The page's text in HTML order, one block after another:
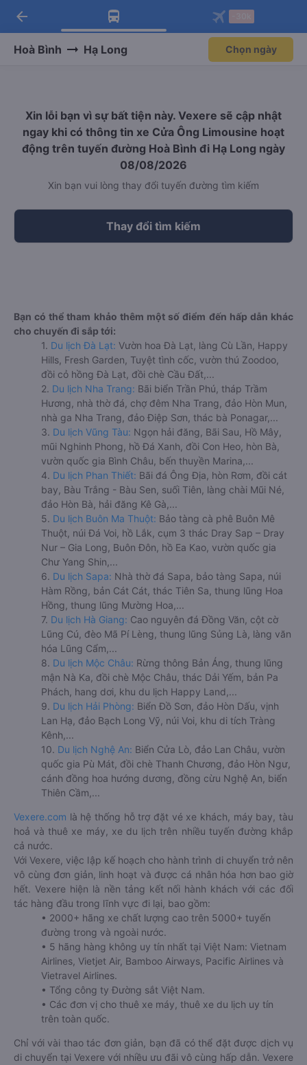
Tải app Vexere ngay!
Nhận ưu đãi thành viên độc
Mở app
Tải app Vexere
-30k/ghế khi đặt vé máy bay qua
Mở app
arrow_back
Hoà Bình Hạ Long Chọn ngày
Xin lỗi bạn vì sự bất tiện này. Vexere sẽ cập nhật
ngay khi có thông tin xe Cửa Ông Limousine hoạt
động trên tuyến đường Hoà Bình đi Hạ Long ngày
08/08/2026
Xin bạn vui lòng thay đổi tuyến đường tìm kiếm
Thay đổi tìm kiếm
Bạn có thể tham khảo thêm một số điểm đến hấp dẫn khác
cho chuyến đi sắp tới:
1. Du lịch Đà Lạt: Vườn hoa Đà Lạt, làng Cù Lần, Happy
Hills, Fresh Garden, Tuyệt tình cốc, vườn thú Zoodoo,
đồi cỏ hồng Đà Lạt, đồi chè Cầu Đất,...
2. Du lịch Nha Trang: Bãi biển Trần Phú, tháp Trầm
Hương, nhà thờ đá, chợ đêm Nha Trang, đảo Hòn Mun,
nhà ga Nha Trang, đảo Điệp Sơn, thác bà Ponagar,...
3. Du lịch Vũng Tàu: Ngọn hải đăng, Bãi Sau, Hồ Mây,
mũi Nghinh Phong, hồ Đá Xanh, đồi Con Heo, hòn Bà,
vườn quốc gia Bình Châu, bến thuyền Marina,...
4. Du lịch Phan Thiết: Bãi đá Ông Địa, hòn Rơm, đồi cát
bay, Bàu Trắng - Bàu Sen, suối Tiên, làng chài Mũi Né,
đảo Hòn Bà, hải đăng Kê Gà,...
5. Du lịch Buôn Ma Thuột: Bảo tàng cà phê Buôn Mê
Thuột, núi Đá Voi, hồ Lắk, cụm 3 thác Dray Sap – Dray
Nur – Gia Long, Buôn Đôn, hồ Ea Kao, vườn quốc gia
Chư Yang Shin,...
6. Du lịch Sapa: Nhà thờ đá Sapa, bảo tàng Sapa, núi
Hàm Rồng, bản Cát Cát, thác Tiên Sa, thung lũng Hoa
Hồng, thung lũng Mường Hoa,...
7. Du lịch Hà Giang: Cao nguyên đá Đồng Văn, cột cờ
Lũng Cú, đèo Mã Pí Lèng, thung lũng Sủng Là, làng văn
hóa Lũng Cẩm,...
8. Du lịch Mộc Châu: Rừng thông Bản Áng, thung lũng
mận Nà Ka, đồi chè Mộc Châu, thác Dải Yếm, bản Pa
Phách, hang dơi, khu du lịch Happy Land,...
9. Du lịch Hải Phòng: Biển Đồ Sơn, đảo Hòn Dấu, vịnh
Lan Hạ, đảo Bạch Long Vỹ, núi Voi, khu di tích Tràng
Kênh,...
10. Du lịch Nghệ An: Biển Cửa Lò, đảo Lan Châu, vườn
quốc gia Pù Mát, đồi chè Thanh Chương, đảo Hòn Ngư,
cánh đồng hoa hướng dương, đồng cừu Nghệ An, biển
Thiên Cầm,...
Vexere.com là hệ thống hỗ trợ đặt vé xe khách, máy bay, tàu
hoả và thuê xe máy, xe du lịch trên nhiều tuyến đường khắp
cả nước.
Với Vexere, việc lập kế hoạch cho hành trình di chuyển trở nên
vô cùng đơn giản, linh hoạt và được cá nhân hóa hơn bao giờ
hết. Vexere hiện là nền tảng kết nối hành khách với các đối
tác hàng đầu trong lĩnh vực đi lại, bao gồm:
• 2000+ hãng xe chất lượng cao trên 5000+ tuyến
đường trong và ngoài nước.
• 5 hãng hàng không uy tín nhất tại Việt Nam: Vietnam
Airlines, Vietjet Air, Bamboo Airways, Pacific Airlines và
Vietravel Airlines.
• Tổng công ty Đường sắt Việt Nam.
• Các đơn vị cho thuê xe máy, thuê xe du lịch uy tín
trên toàn quốc.
Chỉ với vài thao tác đơn giản, bạn đã có thể đặt được dịch vụ
di chuyển tại Vexere với nhiều ưu đãi vô cùng hấp dẫn. Vexere